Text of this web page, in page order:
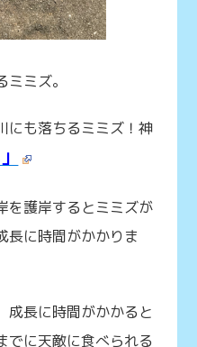
ミズ。
にも落ちるミミズ！神
を護岸するとミミズが
長に時間がかかりま
成長に時間がかかると
でに天敵に食べられる